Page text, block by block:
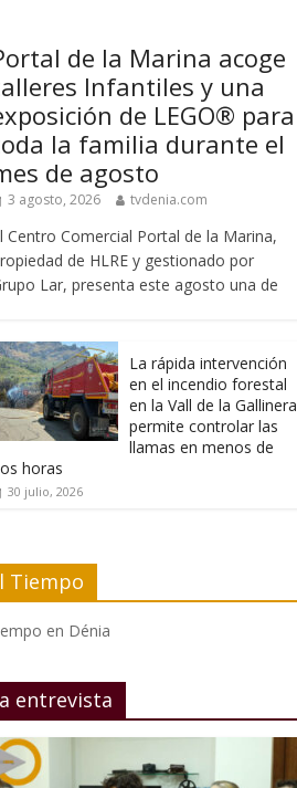
de la Marina acoge
Infantiles y una
de LEGO® para
la familia durante el
de agosto
3 agosto, 2026 tvdenia.com
Centro Comercial Portal de la Marina,
de HLRE y gestionado por
Lar, presenta este agosto una de
La rápida intervención
en el incendio forestal
en la Vall de la Gallinera
permite controlar las
llamas en menos de
horas
30 julio, 2026
Tiempo
en Dénia
entrevista